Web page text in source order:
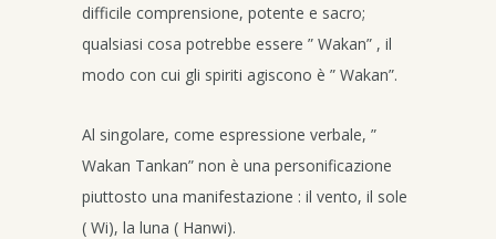
difficile comprensione, potente e sacro;
qualsiasi cosa potrebbe essere ” Wakan” , il
modo con cui gli spiriti agiscono è ” Wakan”.
Al singolare, come espressione verbale, ”
Wakan Tankan” non è una personificazione
piuttosto una manifestazione : il vento, il sole
( Wi), la luna ( Hanwi).